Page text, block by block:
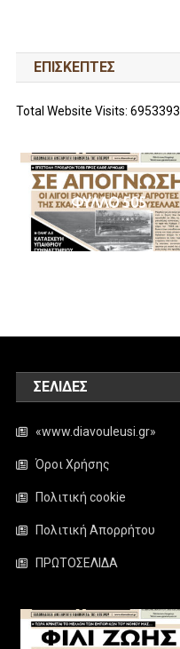
ΕΠΙΣΚΕΠΤΕΣ
Total Website Visits: 6953393
ΦΥΛΛΟ 505
ΣΕΛΊΔΕΣ
«www.diavouleusi.gr»
Όροι Χρήσης
Πολιτική cookie
Πολιτική Απορρήτου
ΠΡΩΤΟΣΕΛΙΔΑ